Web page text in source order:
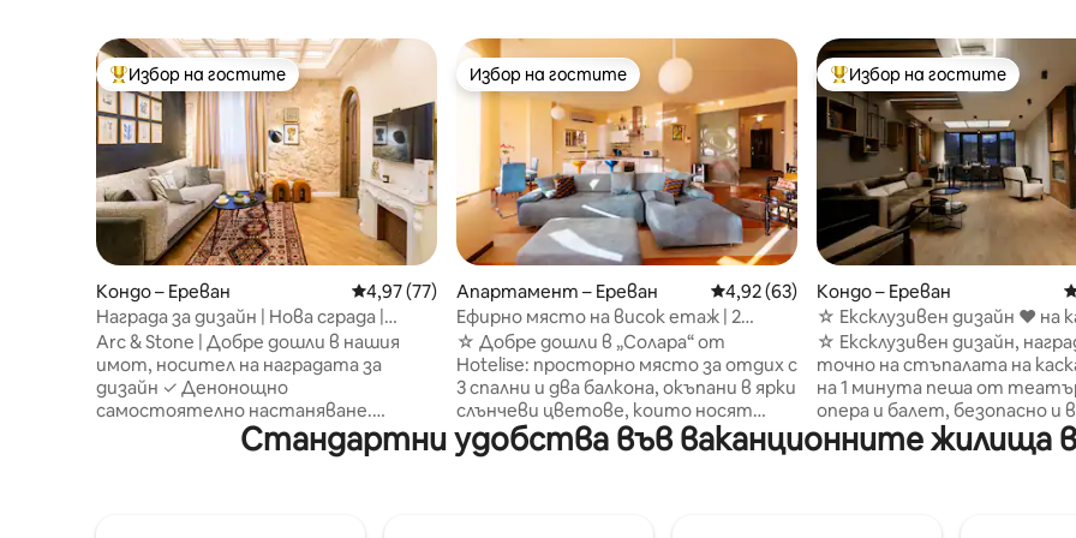
Най-популярен избор на гостите
Избор на гостите
Кондо – Ереван Средна оценка: 4,97 от 5, 77 отзива
4,97 (77)
Награда за дизайн | Нова сграда |
Самостоятелно настаняване
Arc & Stone | Добре дошли в нашия
имот, носител на наградата за
дизайн ✓ Денонощно
самостоятелно настаняване.
Дизайнер ☆ - изработен. Носител на
награда☆ Изграждане на✓ елити ✓
Избор на гостите
Избор на гостите
Апартамент – Ереван Средна оценка: 4,92 от 5, 63 отзива
4,92 (63)
Ефирно място на висок етаж | 2
балкона | Самостоятелно
настаняване
☆ Добре дошли в „Солара“ от
Hotelise: просторно място за отдих с
3 спални и два балкона, окъпани в ярки
слънчеви цветове, които носят
топлина във всеки ъгъл. ✓
Денонощно самостоятелно
Най-популярен избор на
Избор на гостите
Кондо – Ереван
☆ Ексклузивен дизайн ❤ на
✔ самостоятелно
☆ Ексклузивен дизайн,
точно на стъпалата на
на 1 минута пеша от
опера и балет, безопасно и
културните кътчета на
Каскад. ◦ Денонощно
Стандартни удобства във ваканционните жилища в